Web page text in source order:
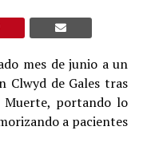
mes de junio a un
Clwyd de Gales tras
Muerte, portando lo
a pacientes